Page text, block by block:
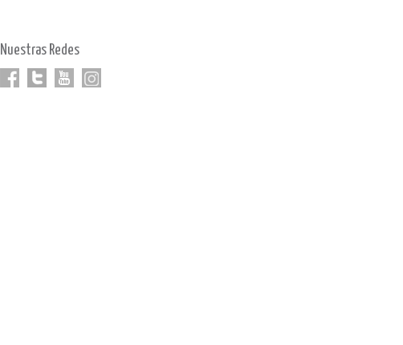
Nuestras Redes